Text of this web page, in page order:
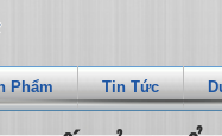
Phẩm Tin Tức